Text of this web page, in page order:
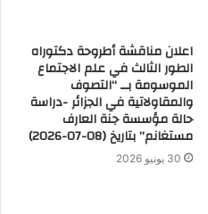
اعلان مناقشة أطروحة دكتوراه
الطور الثالث في علم الاجتماع
الموسومة بــ “التصوف
والمقاولاتية في الجزائر -دراسة
حالة مؤسسة جنة العارف
مستغانم” بتاريخ (08-07-2026)
30 يونيو 2026